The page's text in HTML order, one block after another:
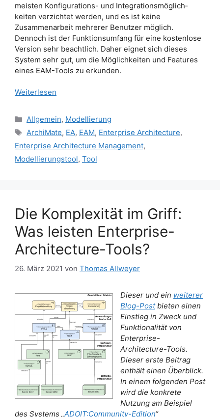
meisten Konfigurations- und Integrations­mög­lich­
keiten verzichtet werden, und es ist keine
Zusammenarbeit mehrerer Benutzer möglich.
Dennoch ist der Funktions­umfang für eine kostenlose
Version sehr beachtlich. Daher eignet sich dieses
System sehr gut, um die Möglichkeiten und Features
eines EAM-Tools zu erkunden.
Weiterlesen
Kategorien
Allgemein, Modellierung
Schlagwörter
ArchiMate, EA, EAM, Enterprise Architecture,
Enterprise Architecture Management,
Modellierungstool, Tool
Die Komplexität im Griff:
Was leisten Enterprise-
Architecture-Tools?
26. März 2021 von Thomas Allweyer
Dieser und ein weiterer
Blog-Postbieten einen
Einstieg in Zweck und
Funktionalität von
Enterprise-
Architecture-Tools.
Dieser erste Beitrag
enthält einen Überblick.
In einem folgenden Post
wird die konkrete
Nutzung am Beispiel
des Systems „ADOIT:Community-Edition“